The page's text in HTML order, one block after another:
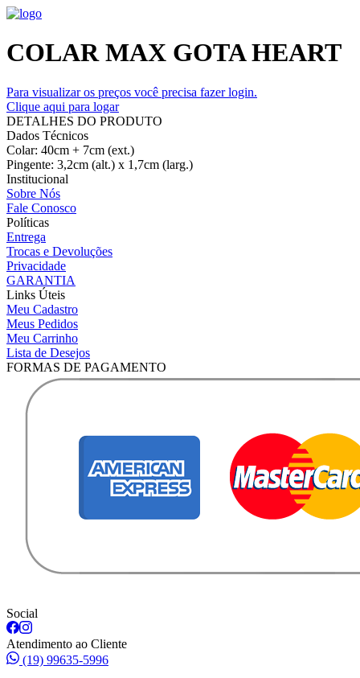
COLAR MAX GOTA HEART
Para visualizar os preços você precisa fazer login.
Clique aqui para logar
DETALHES DO PRODUTO
Dados Técnicos
Colar: 40cm + 7cm (ext.)
Pingente: 3,2cm (alt.) x 1,7cm (larg.)
Institucional
Sobre Nós
Fale Conosco
Políticas
Entrega
Trocas e Devoluções
Privacidade
GARANTIA
Links Úteis
Meu Cadastro
Meus Pedidos
Meu Carrinho
Lista de Desejos
FORMAS DE PAGAMENTO
Social
Atendimento ao Cliente
(19) 99635-5996